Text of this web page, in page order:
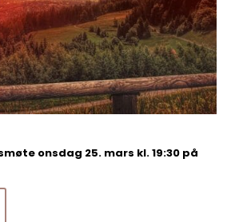
onsdag 25. mars kl. 19:30 på